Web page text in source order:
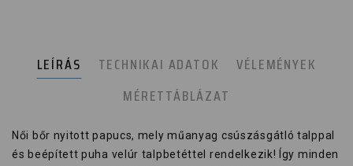
LEÍRÁS TECHNIKAI ADATOK
VÉLEMÉNYEK
MÉRETTÁBLÁZAT
Női bőr nyitott papucs, mely műanyag csúszásgátló talppal
és beépített puha velúr talpbetéttel rendelkezik! Így minden